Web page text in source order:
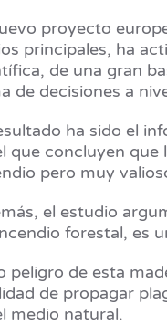
proyecto
principales, ha
de una gran
de decisiones a
ha sido el
que concluyen
pero muy
el estudio
forestal, es
peligro de esta
de propagar
medio natural.